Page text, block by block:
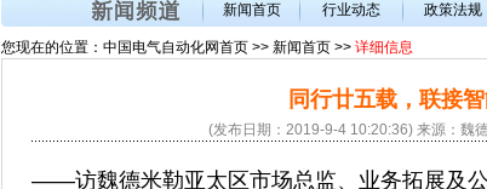
新闻首页 行业动态 政策法规
您现在的位置： 中国电气自动化网首页 >> 新闻首页 >> 详细信息
同行廿五载，联接
(发布日期：2019-9-4 10:20:36) 来源：魏
——访魏德米勒亚太区市场总监、业务拓展及